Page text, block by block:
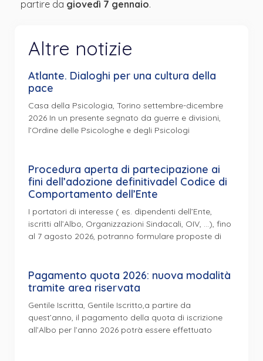
partire da giovedì 7 gennaio.
Altre notizie
Atlante. Dialoghi per una cultura della
pace
Casa della Psicologia, Torino settembre-dicembre
2026 In un presente segnato da guerre e divisioni,
l’Ordine delle Psicologhe e degli Psicologi
Procedura aperta di partecipazione ai
fini dell’adozione definitivadel Codice di
Comportamento dell’Ente
I portatori di interesse ( es. dipendenti dell’Ente,
iscritti all’Albo, Organizzazioni Sindacali, OIV, …), fino
al 7 agosto 2026, potranno formulare proposte di
Pagamento quota 2026: nuova modalità
tramite area riservata
Gentile Iscritta, Gentile Iscritto,a partire da
quest’anno, il pagamento della quota di iscrizione
all’Albo per l’anno 2026 potrà essere effettuato